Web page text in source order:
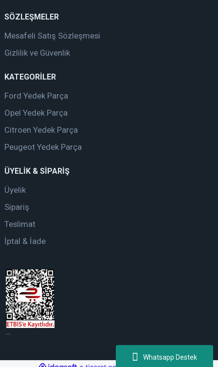
Whatsapp Destek
SÖZLEŞMELER
Mesafeli Satış Sözleşmesi
Gizlilik ve Güvenlik
KATEGORİLER
Ford Yedek Parça
Opel Yedek Parça
Citroen Yedek Parça
Peugeot Yedek Parça
ÜYELİK & SİPARİŞ
Üyelik
Sipariş
Teslimat
İptal & İade